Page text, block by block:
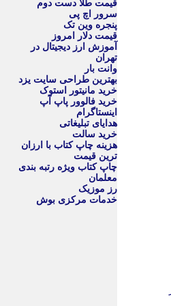
قیمت طلا دست دوم
سرور اچ پی
پنجره وین تک
قیمت دلار امروز
آموزش ارز دیجیتال در
تهران
وانت بار
بهترین طراحی سایت یزد
خرید مانیتور استوک
خرید فالوور پاپ آپ
اینستاگرام
هدایای تبلیغاتی
خرید سالت
هزینه چاپ کتاب با ارزان
ترین قیمت
چاپ کتاب ویژه رتبه بندی
معلمان
رز موزیک
خدمات مرکزی بوش